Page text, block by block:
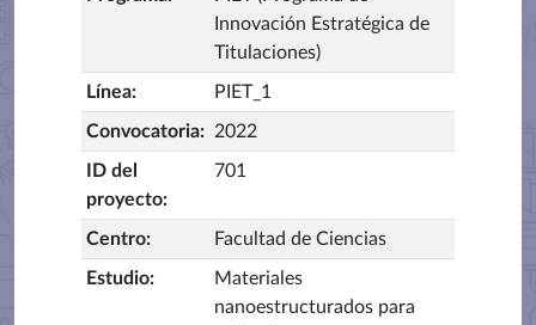
Innovación Estratégica de
Titulaciones)
Línea: PIET_1
Convocatoria: 2022
ID del
proyecto:
701
Centro: Facultad de Ciencias
Estudio:
Materiales
nanoestructurados para